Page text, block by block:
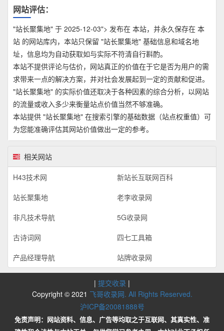
网站评估：
"站长聚集地" 于 2025-12-03"> 发布在 本站，并永久保存在 本
站 的网站库内，本站只保留 "站长聚集地" 基础信息和域名地
址，信息均为自动获取如与实际不符清自行斟酌。
本站不提供评论与估价，网站真正的价值在于它是否为用户的需
求带来一点的解决方案，并对社会发展起到一定的贡献和促进。
"站长聚集地" 的实际价值还取决于各种因素的综合分析，以网站
的流量或收入多少来衡量站点价值当然不够准确。
本站提供 "站长聚集地" 在搜索引擎的基础数据（站点权重值）可
为您能准确评估其网站价值做出一定的参考。
相关网站
H43技术网
新站长互联网百科
站长聚集地
老李收录网
非凡技术导航
5G收录网
古诗词网
四七工具箱
产品经理导航
站牌收录网
| 提交收录 |
Copyright © 2021 飞哥收录网. All Rights Reserved.
沪ICP备20081888号
免责声明：网站资料、信息、广告等均取之于互联网、其真实性、准